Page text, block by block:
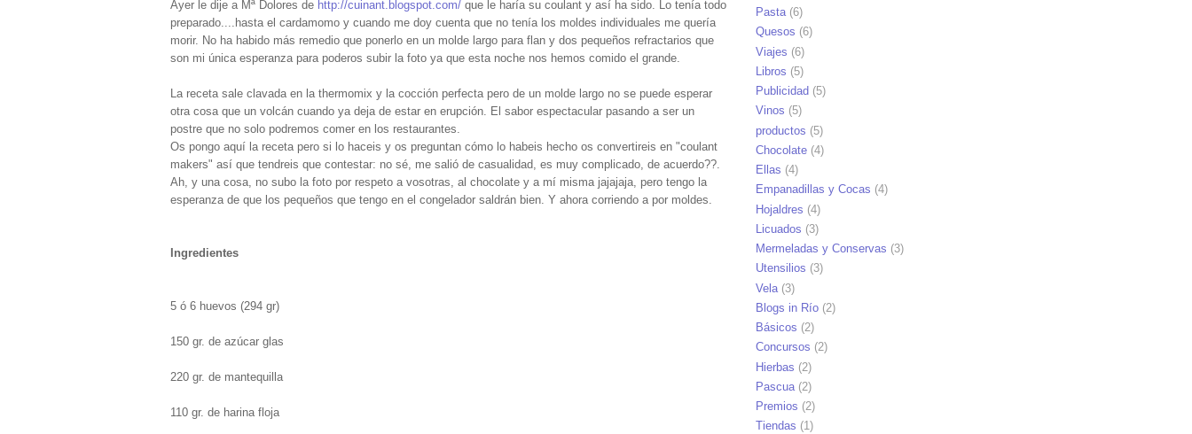
Ayer le dije a Mª Dolores de http://cuinant.blogspot.com/ que le haría su coulant y así ha sido. Lo tenía todo
preparado....hasta el cardamomo y cuando me doy cuenta que no tenía los moldes individuales me quería
morir. No ha habido más remedio que ponerlo en un molde largo para flan y dos pequeños refractarios que
son mi única esperanza para poderos subir la foto ya que esta noche nos hemos comido el grande.
La receta sale clavada en la thermomix y la cocción perfecta pero de un molde largo no se puede esperar
otra cosa que un volcán cuando ya deja de estar en erupción. El sabor espectacular pasando a ser un
postre que no solo podremos comer en los restaurantes.
Os pongo aquí la receta pero si lo haceis y os preguntan cómo lo habeis hecho os convertireis en "coulant
makers" así que tendreis que contestar: no sé, me salió de casualidad, es muy complicado, de acuerdo??.
Ah, y una cosa, no subo la foto por respeto a vosotras, al chocolate y a mí misma jajajaja, pero tengo la
esperanza de que los pequeños que tengo en el congelador saldrán bien. Y ahora corriendo a por moldes.
Ingredientes
5 ó 6 huevos (294 gr)
150 gr. de azúcar glas
220 gr. de mantequilla
110 gr. de harina floja
Pasta(6)
Quesos (6)
Viajes (6)
Libros (5)
Publicidad (5)
Vinos (5)
productos (5)
Chocolate (4)
Ellas (4)
Empanadillas y Cocas (4)
Hojaldres (4)
Licuados (3)
Mermeladas y Conservas (3)
Utensilios (3)
Vela (3)
Blogs in Río (2)
Básicos (2)
Concursos (2)
Hierbas (2)
Pascua (2)
Premios (2)
Tiendas (1)